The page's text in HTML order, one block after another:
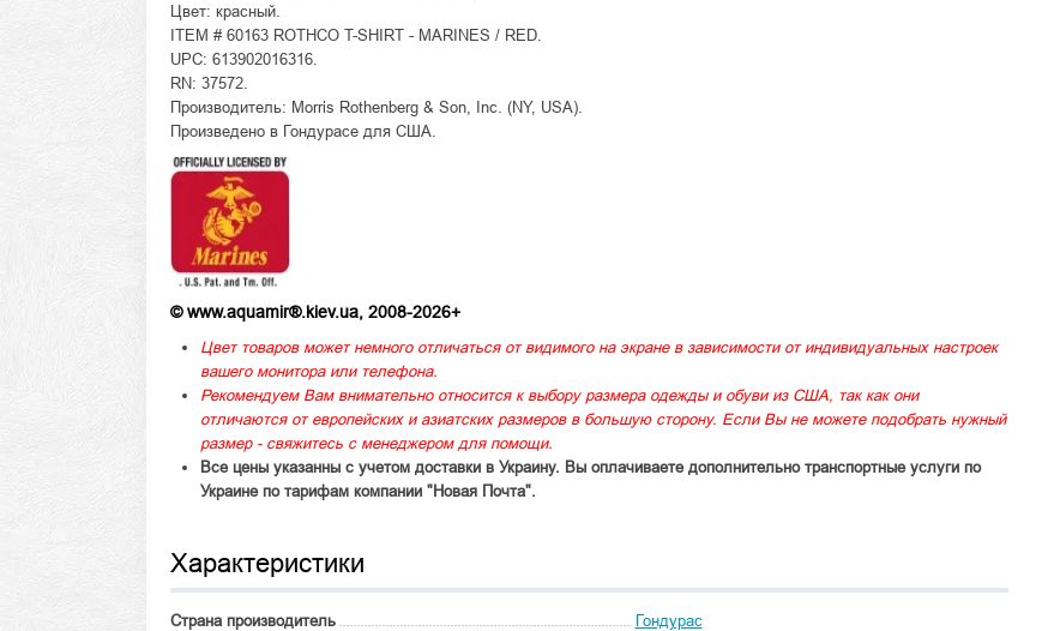
Цвет: красный.
ITEM # 60163 ROTHCO T-SHIRT - MARINES / RED.
UPC: 613902016316.
RN: 37572.
Производитель: Morris Rothenberg & Son, Inc. (NY, USA).
Произведено в Гондурасе для США.
© www.aquamir®.kiev.ua, 2008-2026+
Цвет товаров может немного отличаться от видимого на экране в зависимости от индивидуальных настроек
вашего монитора или телефона.
Рекомендуем Вам внимательно относится к выбору размера одежды и обуви из США, так как они
отличаются от европейских и азиатских размеров в большую сторону. Если Вы не можете подобрать нужный
размер - свяжитесь с менеджером для помощи.
Все цены указанны с учетом доставки в Украину. Вы оплачиваете дополнительно транспортные услуги по
Украине по тарифам компании "Новая Почта".
Характеристики
Страна производитель
Гондурас